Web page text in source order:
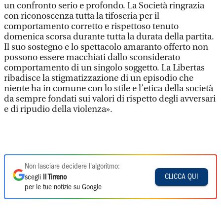
un confronto serio e profondo. La Società ringrazia
con riconoscenza tutta la tifoseria per il
comportamento corretto e rispettoso tenuto
domenica scorsa durante tutta la durata della partita.
Il suo sostegno e lo spettacolo amaranto offerto non
possono essere macchiati dallo sconsiderato
comportamento di un singolo soggetto. La Libertas
ribadisce la stigmatizzazione di un episodio che
niente ha in comune con lo stile e l’etica della società
da sempre fondati sui valori di rispetto degli avversari
e di ripudio della violenza».
Non lasciare decidere l'algoritmo:
scegli
Il Tirreno
per le tue notizie su Google
CLICCA QUI